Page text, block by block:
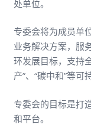
处单位。
专委会将为成员单
业务解决方案，服
环发展目标，支持
产”、“碳中和”等可
专委会的目标是打
和平台。